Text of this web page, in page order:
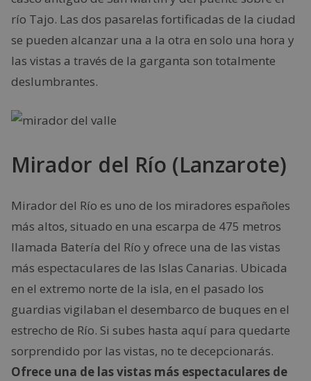
río Tajo. Las dos pasarelas fortificadas de la ciudad
se pueden alcanzar una a la otra en solo una hora y
las vistas a través de la garganta son totalmente
deslumbrantes.
Mirador del Río (Lanzarote)
Mirador del Río es uno de los miradores españoles
más altos, situado en una escarpa de 475 metros
llamada Batería del Río y ofrece una de las vistas
más espectaculares de las Islas Canarias. Ubicada
en el extremo norte de la isla, en el pasado los
guardias vigilaban el desembarco de buques en el
estrecho de Río. Si subes hasta aquí para quedarte
sorprendido por las vistas, no te decepcionarás.
Ofrece una de las vistas más espectaculares de